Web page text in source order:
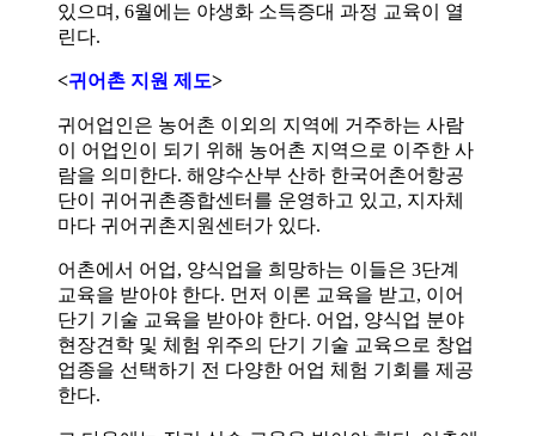
있으며, 6월에는 야생화 소득증대 과정 교육이 열
린다.
<귀어촌 지원 제도>
귀어업인은 농어촌 이외의 지역에 거주하는 사람
이 어업인이 되기 위해 농어촌 지역으로 이주한 사
람을 의미한다. 해양수산부 산하 한국어촌어항공
단이 귀어귀촌종합센터를 운영하고 있고, 지자체
마다 귀어귀촌지원센터가 있다.
어촌에서 어업, 양식업을 희망하는 이들은 3단계
교육을 받아야 한다. 먼저 이론 교육을 받고, 이어
단기 기술 교육을 받아야 한다. 어업, 양식업 분야
현장견학 및 체험 위주의 단기 기술 교육으로 창업
업종을 선택하기 전 다양한 어업 체험 기회를 제공
한다.